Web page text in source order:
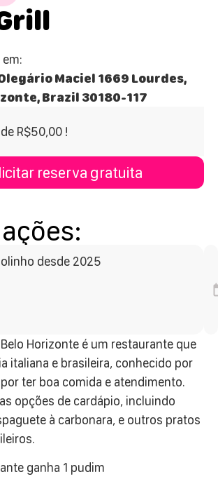
Maciel 1669 Lourdes,
Brazil 30180-117
R$50,00 !
reserva gratuita
desde 2025
Horizonte é um restaurante que
italiana e brasileira, conhecido por
ter boa comida e atendimento.
opções de cardápio, incluindo
à carbonara, e outros pratos
ganha 1 pudim